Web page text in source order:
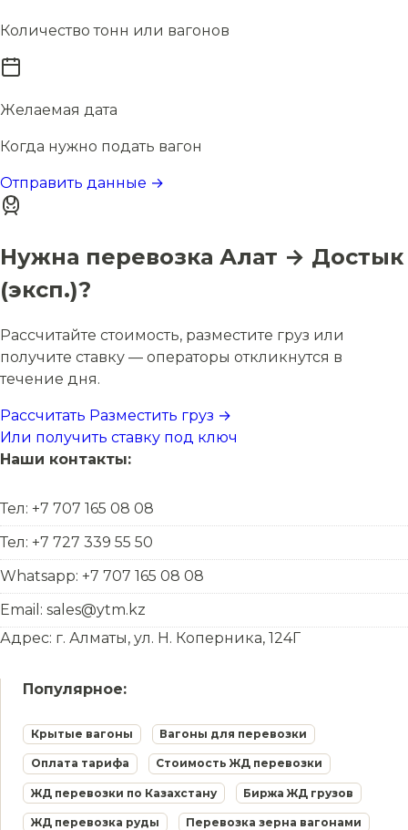
Количество тонн или вагонов
Желаемая дата
Когда нужно подать вагон
Отправить данные →
Нужна перевозка Алат → Достык
(эксп.)?
Рассчитайте стоимость, разместите груз или
получите ставку — операторы откликнутся в
течение дня.
Рассчитать Разместить груз →
Или получить ставку под ключ
Наши контакты:
Тел: +7 707 165 08 08
Тел: +7 727 339 55 50
Whatsapp: +7 707 165 08 08
Email: sales@ytm.kz
Адрес: г. Алматы, ул. Н. Коперника, 124Г
Популярное:
Крытые вагоны Вагоны для перевозки
Оплата тарифа Стоимость ЖД перевозки
ЖД перевозки по Казахстану Биржа ЖД грузов
ЖД перевозка руды Перевозка зерна вагонами